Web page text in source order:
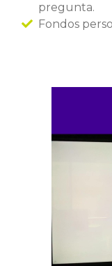
pregunta.
Fondos